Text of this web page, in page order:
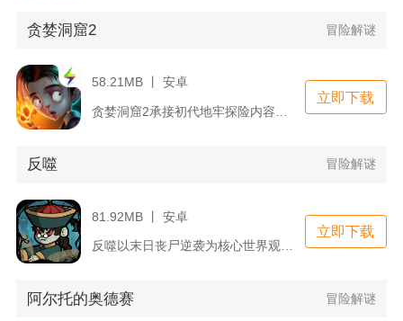
贪婪洞窟2 冒险解谜
58.21MB 丨 安卓
立即下载
反噬 冒险解谜
81.92MB 丨 安卓
反噬以末日丧尸逆袭为核心世界观，打破传统生存游戏人类对抗怪物...
立即下载
阿尔托的奥德赛 冒险解谜